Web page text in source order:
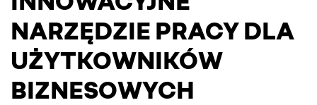
NARZĘDZIE PRACY DLA
UŻYTKOWNIKÓW
BIZNESOWYCH